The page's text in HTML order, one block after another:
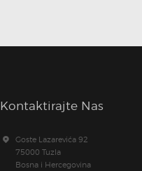
Kontaktirajte Nas
Goste Lazarevića 92
75000 Tuzla
Bosna i Hercegovina